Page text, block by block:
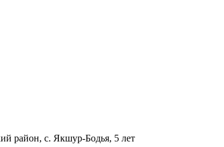
район, с. Якшур-Бодья, 5 лет